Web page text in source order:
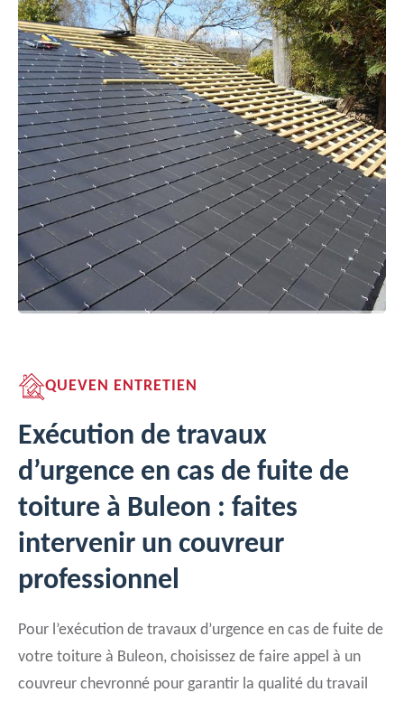
QUEVEN ENTRETIEN
Exécution de travaux
d’urgence en cas de fuite de
toiture à Buleon : faites
intervenir un couvreur
professionnel
Pour l’exécution de travaux d’urgence en cas de fuite de
votre toiture à Buleon, choisissez de faire appel à un
couvreur chevronné pour garantir la qualité du travail